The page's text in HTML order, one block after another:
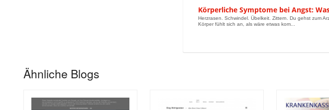
Körperliche Symptome bei Angst:
Herzrasen. Schwindel. Übelkeit. Zittern. Du gehst zum
Körper fühlt sich an, als wäre etwas kom...
Ähnliche Blogs